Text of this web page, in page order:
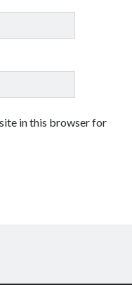
in this browser for